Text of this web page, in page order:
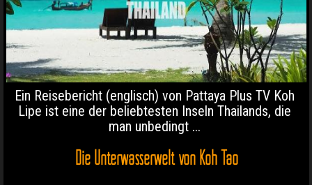
Ein Reisebericht (englisch) von Pattaya Plus TV Koh
Lipe ist eine der beliebtesten Inseln Thailands, die
man unbedingt ...
Die Unterwasserwelt von Koh Tao